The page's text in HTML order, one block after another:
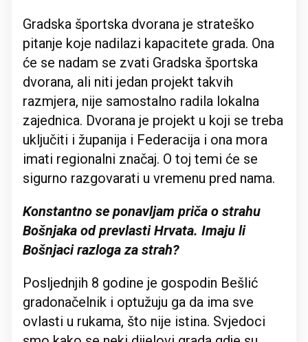
Gradska športska dvorana je strateško
pitanje koje nadilazi kapacitete grada. Ona
će se nadam se zvati Gradska športska
dvorana, ali niti jedan projekt takvih
razmjera, nije samostalno radila lokalna
zajednica. Dvorana je projekt u koji se treba
uključiti i županija i Federacija i ona mora
imati regionalni značaj. O toj temi će se
sigurno razgovarati u vremenu pred nama.
Konstantno se ponavljam priča o strahu
Bošnjaka od prevlasti Hrvata. Imaju li
Bošnjaci razloga za strah?
Posljednjih 8 godine je gospodin Bešlić
gradonačelnik i optužuju ga da ima sve
ovlasti u rukama, što nije istina. Svjedoci